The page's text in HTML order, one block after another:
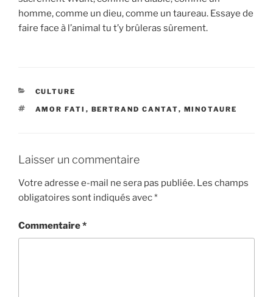
homme, comme un dieu, comme un taureau. Essaye de
faire face à l’animal tu t’y brûleras sûrement.
CATÉGORIES
CULTURE
ÉTIQUETTES
AMOR FATI , BERTRAND CANTAT, MINOTAURE
Laisser un commentaire
Votre adresse e-mail ne sera pas publiée. Les champs
obligatoires sont indiqués avec*
Commentaire*